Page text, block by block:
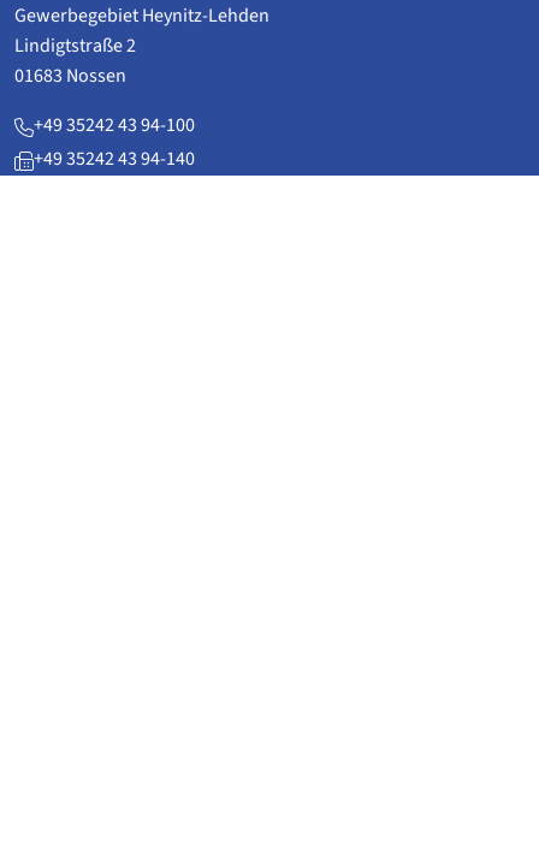
Gewerbegebiet Heynitz-Lehden
Lindigtstraße 2
01683 Nossen
+49 35242 43 94-100
+49 35242 43 94-140